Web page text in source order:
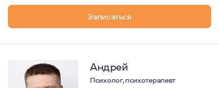
Записаться
Андрей
Психолог, психотерапевт